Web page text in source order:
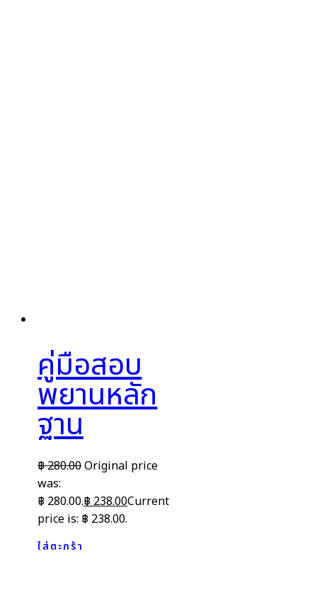
คู่มือสอบ
พยานหลัก
ฐาน
฿280.00Original price
was:
฿ 280.00.฿238.00Current
price is: ฿ 238.00.
ใส่ตะกร้า